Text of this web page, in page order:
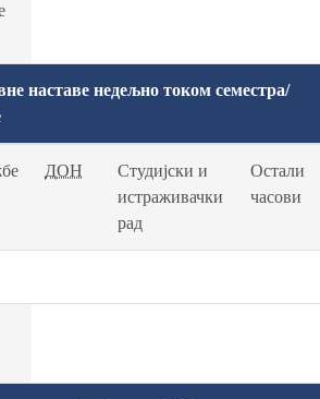
наставе недељно током семестра/
ДОН
Студијски и
истраживачки
рад
Остали
часови